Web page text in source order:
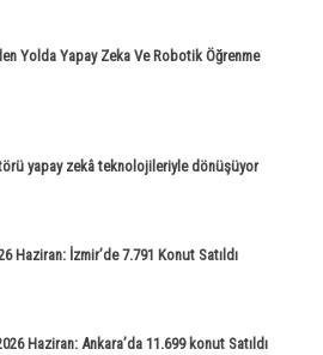
Yolda Yapay Zeka Ve Robotik Öğrenme
yapay zekâ teknolojileriyle dönüşüyor
Haziran: İzmir’de 7.791 Konut Satıldı
Haziran: Ankara’da 11.699 konut Satıldı